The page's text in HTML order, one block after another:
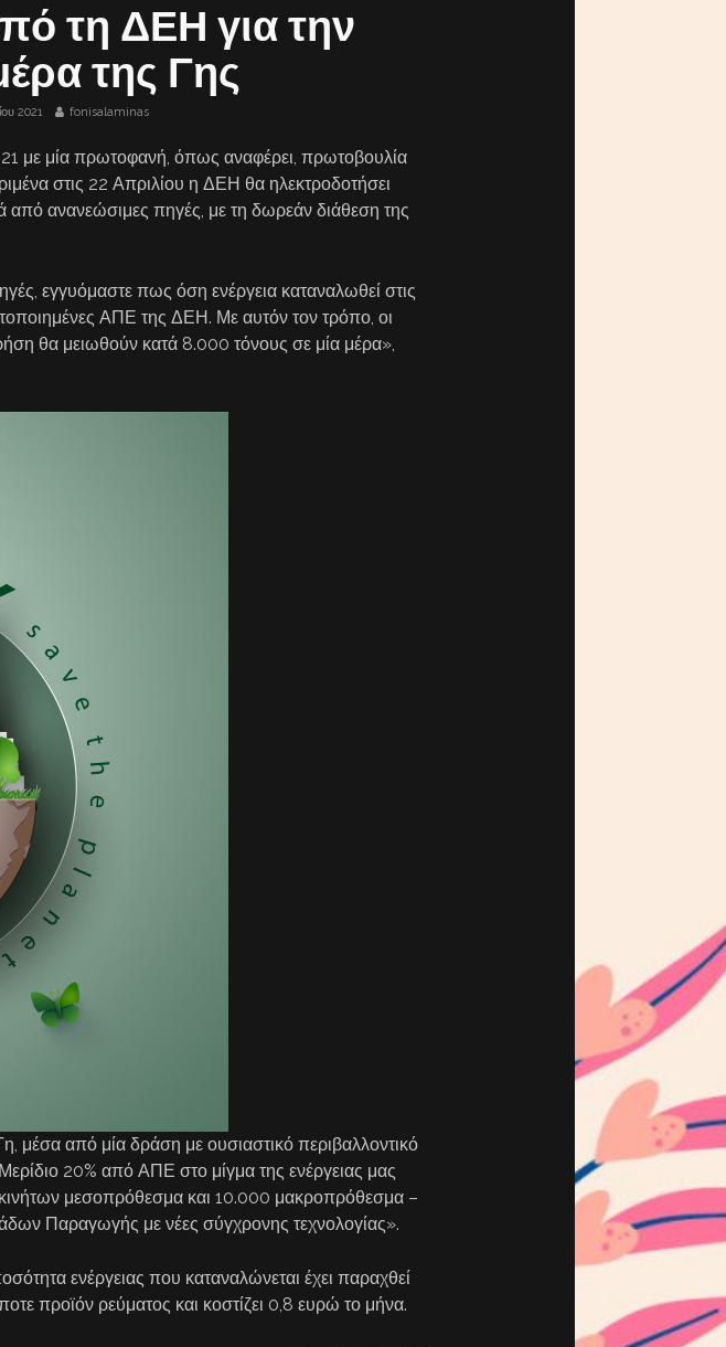
τη ΔΕΗ για την
της Γης
2021 fonisalaminas
με μία πρωτοφανή, όπως αναφέρει, πρωτοβουλία
στις 22 Απριλίου η ΔΕΗ θα ηλεκτροδοτήσει
από ανανεώσιμες πηγές, με τη δωρεάν διάθεση της
εγγυόμαστε πως όση ενέργεια καταναλωθεί στις
ΑΠΕ της ΔΕΗ. Με αυτόν τον τρόπο, οι
θα μειωθούν κατά 8.000 τόνους σε μία μέρα»,
μέσα από μία δράση με ουσιαστικό περιβαλλοντικό
20% από ΑΠΕ στο μίγμα της ενέργειας μας
μεσοπρόθεσμα και 10.000 μακροπρόθεσμα –
Παραγωγής με νέες σύγχρονης τεχνολογίας».
ενέργειας που καταναλώνεται έχει παραχθεί
προϊόν ρεύματος και κοστίζει 0,8 ευρώ το μήνα.